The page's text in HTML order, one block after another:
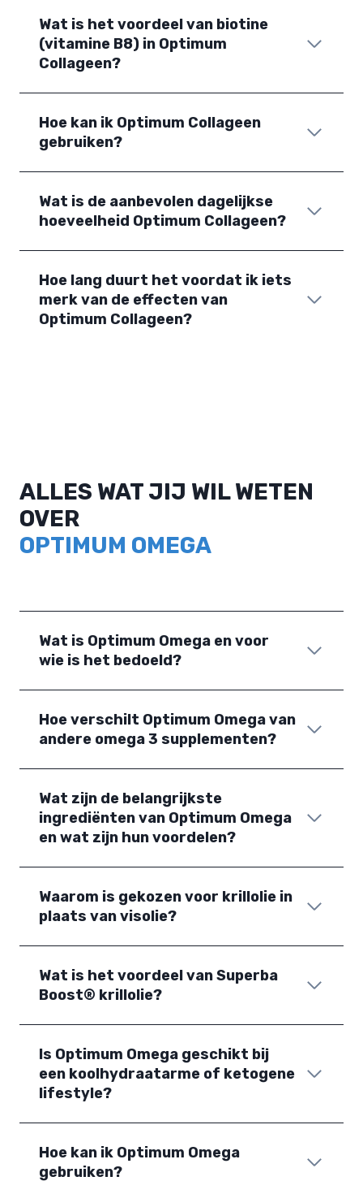
Wat is het voordeel van biotine
(vitamine B8) in Optimum
Collageen?
Hoe kan ik Optimum Collageen
gebruiken?
Wat is de aanbevolen dagelijkse
hoeveelheid Optimum Collageen?
Hoe lang duurt het voordat ik iets
merk van de effecten van
Optimum Collageen?
ALLES WAT JIJ WIL WETEN
OVER
OPTIMUM OMEGA
Wat is Optimum Omega en voor
wie is het bedoeld?
Hoe verschilt Optimum Omega van
andere omega 3 supplementen?
Wat zijn de belangrijkste
ingrediënten van Optimum Omega
en wat zijn hun voordelen?
Waarom is gekozen voor krillolie in
plaats van visolie?
Wat is het voordeel van Superba
Boost® krillolie?
Is Optimum Omega geschikt bij
een koolhydraatarme of ketogene
lifestyle?
Hoe kan ik Optimum Omega
gebruiken?